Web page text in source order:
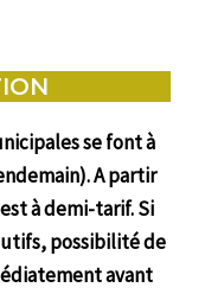
se font à
A partir
à demi-tarif. Si
possibilité de
avant